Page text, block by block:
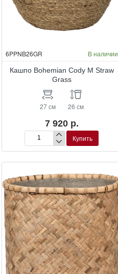
6PPNB26GR В наличии
Кашпо Bohemian Cody M Straw
Grass
27 см 26 см
7 920 р.
Кашпо
Bohemian
Cody
Straw
Grass
Купить